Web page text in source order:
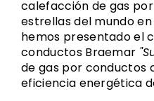
calefacción de gas
estrellas del mundo en
hemos presentado el
conductos Braemar
de gas por conductos
eficiencia energética